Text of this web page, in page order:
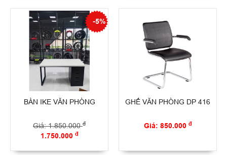
-5%
BÀN IKE VĂN PHÒNG
Giá: 1.850.000đ
1.750.000 đ
GHẾ VĂN PHÒNG DP 416
Giá: 850.000 đ